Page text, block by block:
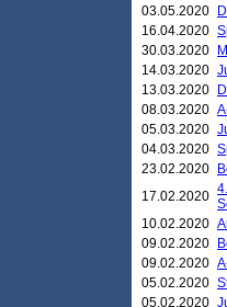
03.05.2020
16.04.2020
30.03.2020
14.03.2020
13.03.2020
08.03.2020
05.03.2020
04.03.2020
23.02.2020
17.02.2020
10.02.2020
09.02.2020
09.02.2020
05.02.2020
05.02.2020